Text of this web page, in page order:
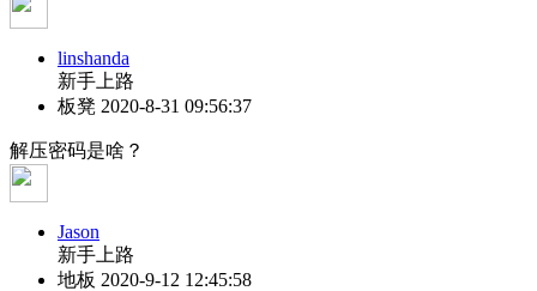
linshanda
新手上路
板凳 2020-8-31 09:56:37
解压密码是啥？
Jason
新手上路
地板 2020-9-12 12:45:58